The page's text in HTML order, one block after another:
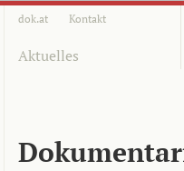
dok.at Kontakt
Aktuelles